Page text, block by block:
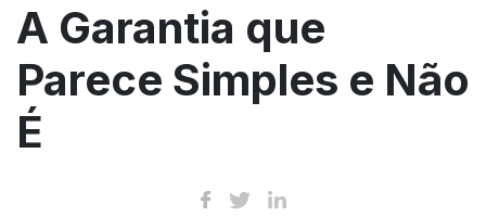
A Garantia que
Parece Simples e Não
É